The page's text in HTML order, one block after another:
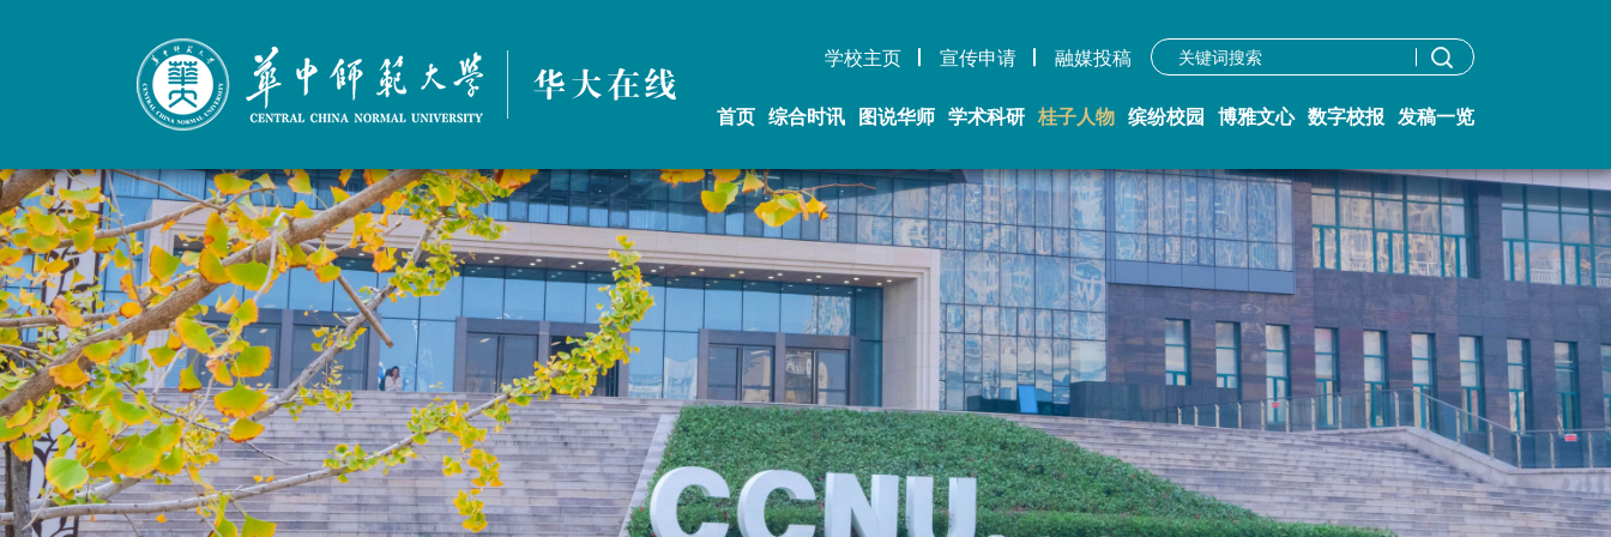
华大在线
学校主页 宣传申请 融媒投稿
首页 综合时讯 图说华师 学术科研 桂子人物 缤纷校园 博雅文心 数字校报 发稿一览